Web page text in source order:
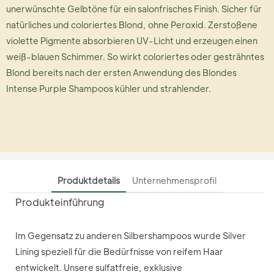
unerwünschte Gelbtöne für ein salonfrisches Finish. Sicher für
natürliches und coloriertes Blond, ohne Peroxid. Zerstoßene
violette Pigmente absorbieren UV-Licht und erzeugen einen
weiß-blauen Schimmer. So wirkt coloriertes oder gesträhntes
Blond bereits nach der ersten Anwendung des Blondes
Intense Purple Shampoos kühler und strahlender.
Produktdetails Unternehmensprofil
Produkteinführung
Im Gegensatz zu anderen Silbershampoos wurde Silver
Lining speziell für die Bedürfnisse von reifem Haar
entwickelt. Unsere sulfatfreie, exklusive